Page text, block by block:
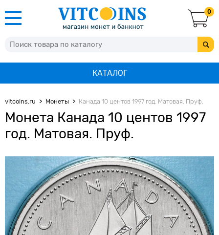
0
КАТАЛОГ
vitcoins.ru Монеты Канада 10 центов 1997 год. Матовая. Пруф.
Монета Канада 10 центов 1997
год. Матовая. Пруф.